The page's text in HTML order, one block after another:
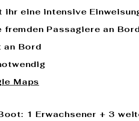
eine intensive
fremden Passagiere an
an Bord
Maps
1 Erwachsener + 3